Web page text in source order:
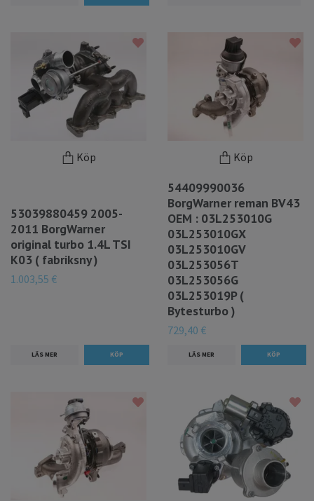
Köp
53039880459 2005-
2011 BorgWarner
original turbo 1.4L TSI
K03 ( fabriksny )
1.003,55 €
LÄS MER
Köp
54409990036
BorgWarner reman BV43
OEM : 03L253010G
03L253010GX
03L253010GV
03L253056T
03L253056G
03L253019P (
Bytesturbo )
729,40 €
LÄS MER